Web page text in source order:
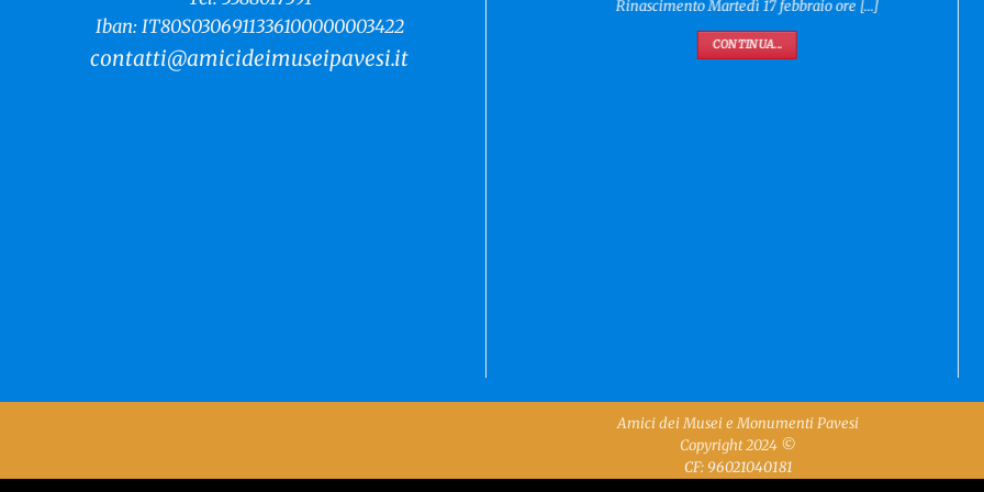
Iban: IT80S0306911336100000003422
contatti@amicideimuseipavesi.it
Rinascimento Martedì 17 febbraio ore [...]
CONTINUA...
Amici dei Musei e Monumenti Pavesi
Copyright 2024 ©
CF: 96021040181